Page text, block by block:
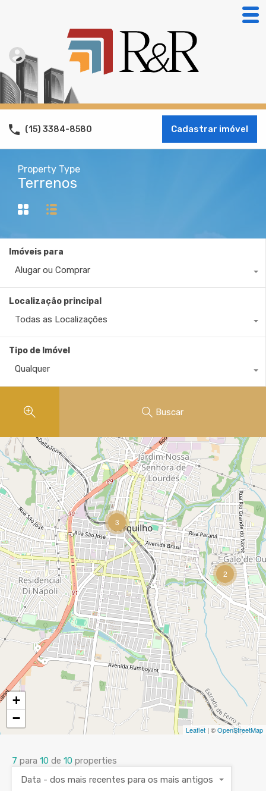
(15) 3384-8580 Cadastrar imóvel
Property Type
Terrenos
Imóveis para
Alugar ou Comprar
Localização principal
Todas as Localizações
Tipo de Imóvel
Qualquer
Buscar
2
3
+
−
Leaflet | ©OpenStreetMap
7 para 10 de 10 properties
Data - dos mais recentes para os mais antigos